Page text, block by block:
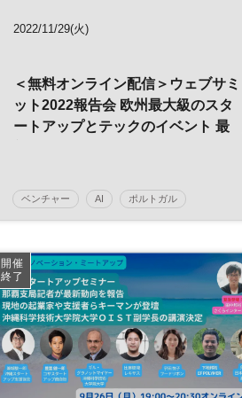
フレンチテック
2022/11/29(火)
＜無料オンライン配信＞ウェブサミ
ット2022報告会 欧州最大級のスタ
ートアップとテックのイベント 最
プレイ藤本氏ら登壇 ◆日経イノベ
ーション・ミートアップ◆
ベンチャー AI ポルトガル
イノベーション 人工知能
スタートアップ DX
オープンイノベーション 平日夜開催
開催
終了